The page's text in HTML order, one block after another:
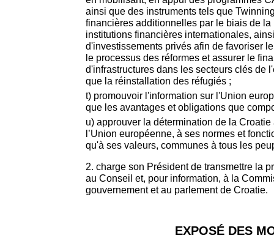
ainsi que des instruments tels que
financières additionnelles par le biais de
institutions financières internationales,
d'investissements privés afin de favoriser
le processus des réformes et assurer le
d'infrastructures dans les secteurs clés de
que la réinstallation des réfugiés ;
t) promouvoir l'information sur l'Union
que les avantages et obligations que
u) approuver la détermination de la
l’Union européenne, à ses normes et
qu'à ses valeurs, communes à tous les
2. charge son Président de transmettre la
au Conseil et, pour information, à la
gouvernement et au parlement de Croatie.
EXPOSÉ DES